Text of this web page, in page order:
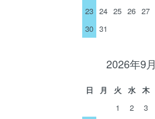
23 24 25 26 27
30 31
2026年9月
日 月 火 水 木
1
2 3